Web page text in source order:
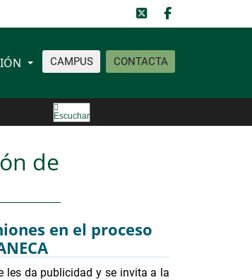
CAMPUS CONTACTA
Escuchar
de
en el proceso
les da publicidad y se invita a la